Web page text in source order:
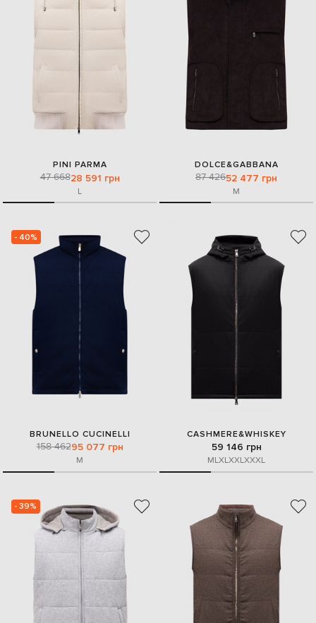
PINI PARMA
47 66828 591 грн
L
DOLCE&GABBANA
87 42652 477 грн
M
- 40%
BRUNELLO CUCINELLI
158 46295 077 грн
M
CASHMERE&WHISKEY
59 146 грн
MLXLXXLXXXL
- 39%